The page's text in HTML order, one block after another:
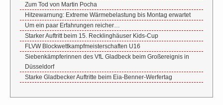
Zum Tod von Martin Pocha
Hitzewarnung: Extreme Wärmebelastung bis Montag erwartet
Um ein paar Erfahrungen reicher…
Starker Auftritt beim 15. Recklinghäuser Kids-Cup
FLVW Blockwettkampfmeisterschaften U16
Siebenkämpferinnen des VfL Gladbeck beim Großereignis in
Düsseldorf
Starke Gladbecker Auftritte beim Eia-Benner-Werfertag